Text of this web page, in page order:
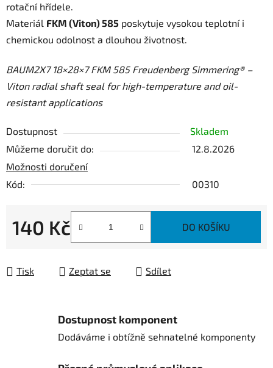
rotační hřídele.
Materiál FKM (Viton) 585 poskytuje vysokou teplotní i
chemickou odolnost a dlouhou životnost.
BAUM2X7 18×28×7 FKM 585 Freudenberg Simmering® –
Viton radial shaft seal for high-temperature and oil-
resistant applications
Dostupnost
Skladem
Můžeme doručit do:
12.8.2026
Možnosti doručení
Kód:
00310
140 Kč DO KOŠÍKU
Tisk Zeptat se Sdílet
Dostupnost komponent
Dodáváme i obtížně sehnatelné komponenty